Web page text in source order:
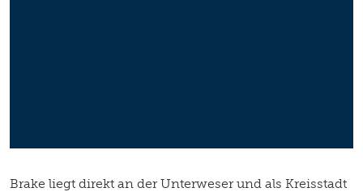
Brake liegt direkt an der Unterweser und als Kreisstadt